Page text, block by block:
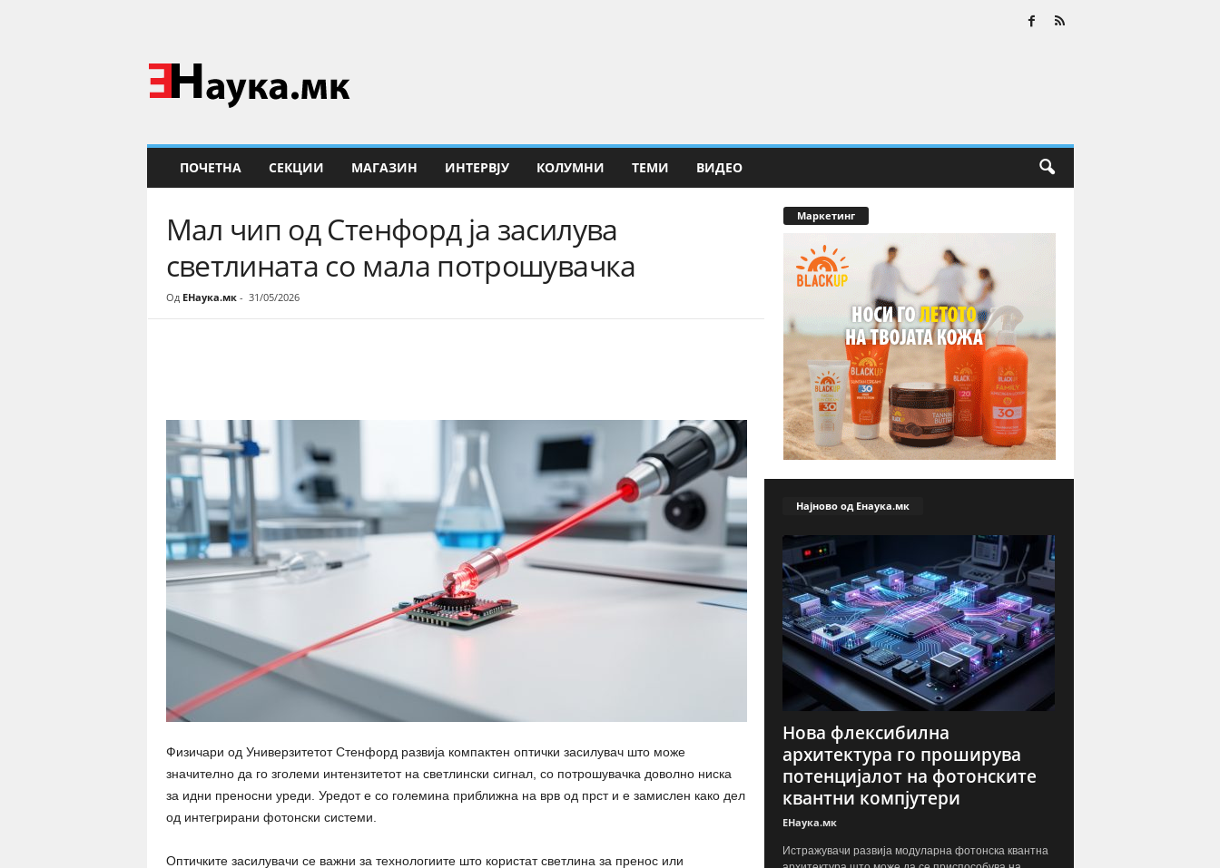
Н
а
у
ПОЧЕТНА СЕКЦИИ МАГАЗИН ИНТЕРВЈУ КОЛУМНИ ТЕМИ ВИДЕО
Мал чип од Стенфорд ја засилува
светлината со мала потрошувачка
Од ЕНаука.мк- 31/05/2026
Физичари од Универзитетот Стенфорд развија компактен оптички засилувач што може
значително да го зголеми интензитетот на светлински сигнал, со потрошувачка доволно ниска
за идни преносни уреди. Уредот е со големина приближна на врв од прст и е замислен како дел
од интегрирани фотонски системи.
Оптичките засилувачи се важни за технологиите што користат светлина за пренос или
Маркетинг
Најново од Енаука.мк
Нова флексибилна
архитектура го проширува
потенцијалот на фотонските
квантни компјутери
ЕНаука.мк
Истражувачи развија модуларна фотонска квантна